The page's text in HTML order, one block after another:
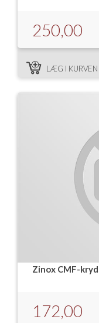
250,00
LÆG I KURVEN
Zinox CMF-
172,00